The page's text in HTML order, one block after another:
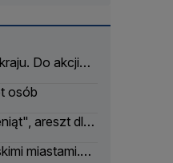
Do akcji
osób
areszt dla
miastami.